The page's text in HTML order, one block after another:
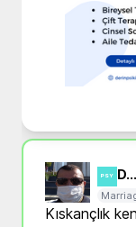
PSY
Kıskançlık